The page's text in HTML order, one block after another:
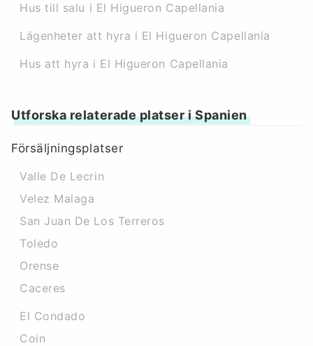
Hus till salu i El Higueron Capellania
Lägenheter att hyra i El Higueron Capellania
Hus att hyra i El Higueron Capellania
Utforska relaterade platser i Spanien
Försäljningsplatser
Valle De Lecrin
Velez Malaga
San Juan De Los Terreros
Toledo
Orense
Caceres‎
El Condado
Coin